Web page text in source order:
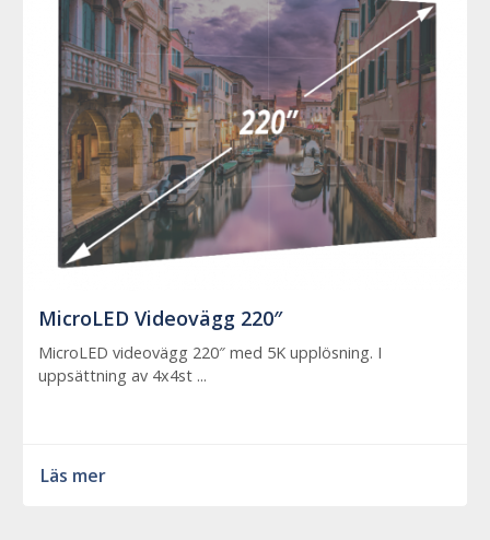
MicroLED Videovägg 220″
MicroLED videovägg 220″ med 5K upplösning. I
uppsättning av 4x4st ...
Läs mer